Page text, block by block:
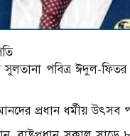
সুলতানা পবিত্র ঈদুল-
প্রধান ধর্মীয় উৎসব